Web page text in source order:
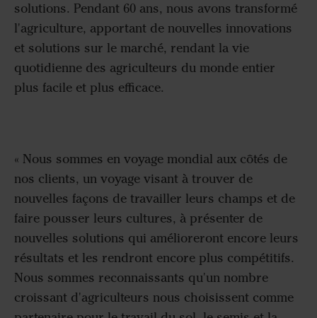
solutions. Pendant 60 ans, nous avons transformé
l'agriculture, apportant de nouvelles innovations
et solutions sur le marché, rendant la vie
quotidienne des agriculteurs du monde entier
plus facile et plus efficace.
« Nous sommes en voyage mondial aux côtés de
nos clients, un voyage visant à trouver de
nouvelles façons de travailler leurs champs et de
faire pousser leurs cultures, à présenter de
nouvelles solutions qui amélioreront encore leurs
résultats et les rendront encore plus compétitifs.
Nous sommes reconnaissants qu'un nombre
croissant d'agriculteurs nous choisissent comme